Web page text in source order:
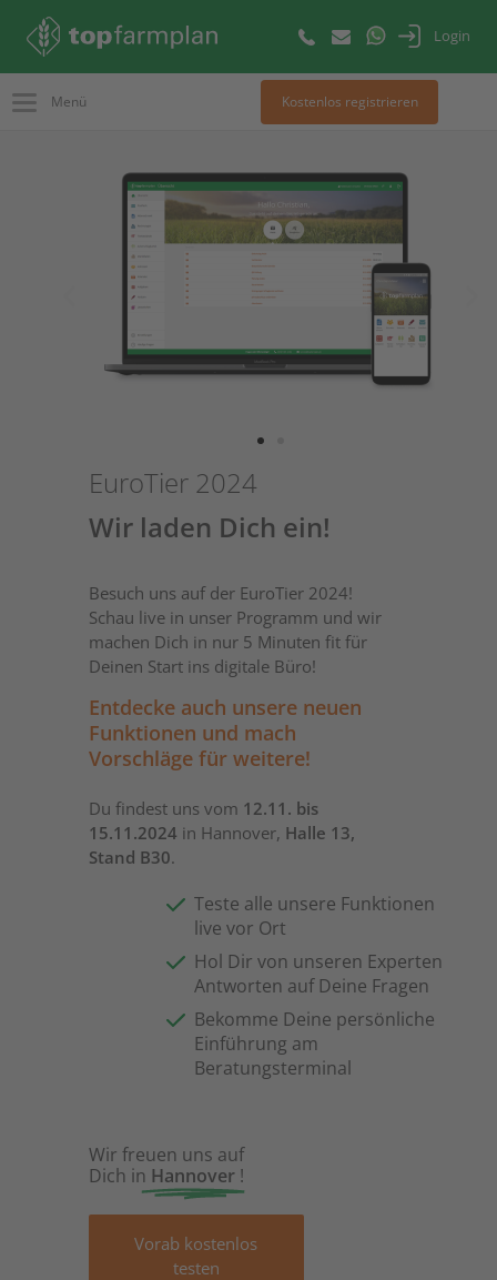
Login
Menü Kostenlos registrieren
EuroTier 2024
Wir laden Dich ein!
Besuch uns auf der EuroTier 2024!
Schau live in unser Programm und wir
machen Dich in nur 5 Minuten fit für
Deinen Start ins digitale Büro!
Entdecke auch unsere neuen
Funktionen und mach
Vorschläge für weitere!
Du findest uns vom 12.11. bis
15.11.2024 in Hannover, Halle 13,
Stand B30.
Teste alle unsere Funktionen
live vor Ort
Hol Dir von unseren Experten
Antworten auf Deine Fragen
Bekomme Deine persönliche
Einführung am
Beratungsterminal
Wir freuen uns auf
Dich in Hannover !
Vorab kostenlos
testen